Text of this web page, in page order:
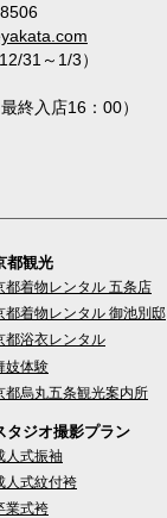
31～1/3）
終入店16：00）
都観光
都着物レンタル 五条店
都着物レンタル 御池別邸
都浴衣レンタル
妓体験
都烏丸五条観光案内所
タジオ撮影プラン
人式振袖
人式紋付袴
業式袴